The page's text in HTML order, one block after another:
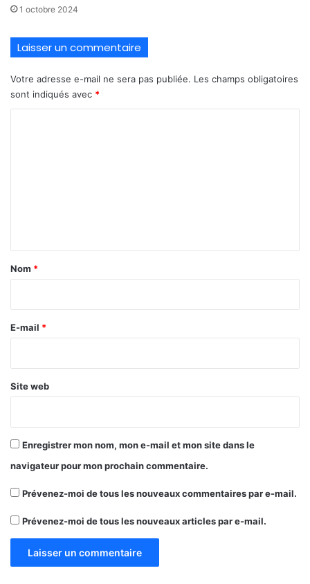
1 octobre 2024
Laisser un commentaire
Votre adresse e-mail ne sera pas publiée. Les champs obligatoires
sont indiqués avec *
a
e
Nom *
E-mail *
Site web
Enregistrer mon nom, mon e-mail et mon site dans le
navigateur pour mon prochain commentaire.
Prévenez-moi de tous les nouveaux commentaires par e-mail.
Prévenez-moi de tous les nouveaux articles par e-mail.